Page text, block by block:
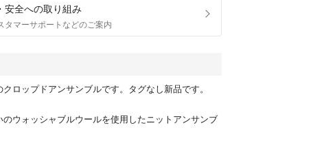
安全への取り組み
タマーサポートなどのご案内
ロップドアンサンブルです。タグなし新品です。
ウォッシャブルウールを使用したニットアンサンブ